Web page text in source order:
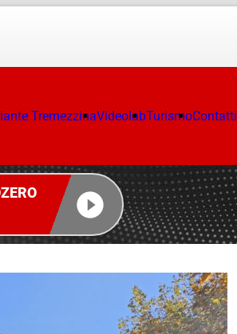
TremezzinaVideolabTurismoContatti